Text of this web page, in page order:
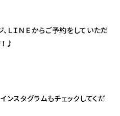
ＬＩＮＥからご予約をしていただ
♪
ンスタグラムもチェックしてくだ